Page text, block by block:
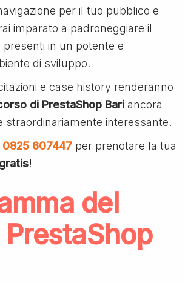
per il tuo pubblico e
imparato a padroneggiare il
presenti in un potente e
di sviluppo.
e case history renderanno
di PrestaShop Bari ancora
straordinariamente interessante.
0825 607447 per prenotare la tua
!
del